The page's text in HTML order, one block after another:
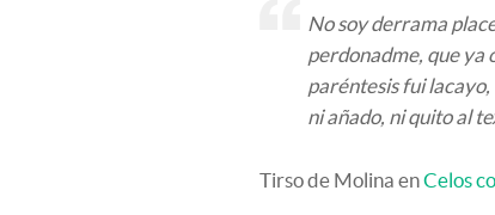
No soy derrama
perdonadme, que ya
paréntesis fui lacayo,
ni añado, ni quito al
Tirso de Molina enCelos